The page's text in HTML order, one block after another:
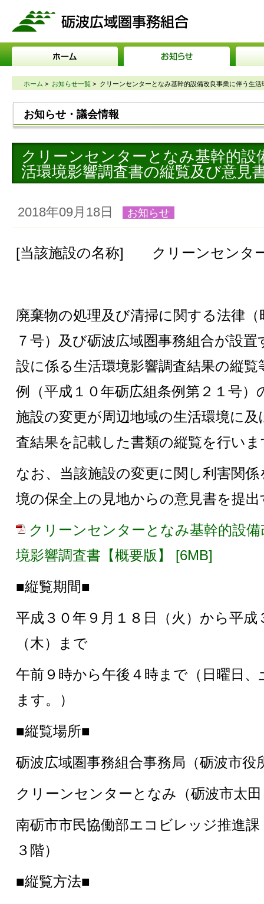
ホーム > お知らせ一覧 > クリーンセンターとなみ基幹的設備改良事業に伴う生
お知らせ・議会情報
クリーンセンターとなみ基幹的設
活環境影響調査書の縦覧及び意見
2018年09月18日 お知らせ
[当該施設の名称] クリーンセンタ
廃棄物の処理及び清掃に関する法律
７号）及び砺波広域圏事務組合が設
設に係る生活環境影響調査結果の縦
例（平成１０年砺広組条例第２１号
施設の変更が周辺地域の生活環境に
査結果を記載した書類の縦覧を行いま
なお、当該施設の変更に関し利害関
境の保全上の見地からの意見書を提
クリーンセンターとなみ基幹的設
境影響調査書【概要版】 [6MB]
■縦覧期間■
平成３０年９月１８日（火）から平成
（木）まで
午前９時から午後４時まで（日曜日
ます。）
■縦覧場所■
砺波広域圏事務組合事務局（砺波市役
クリーンセンターとなみ（砺波市太
南砺市市民協働部エコビレッジ推進
３階）
■縦覧方法■